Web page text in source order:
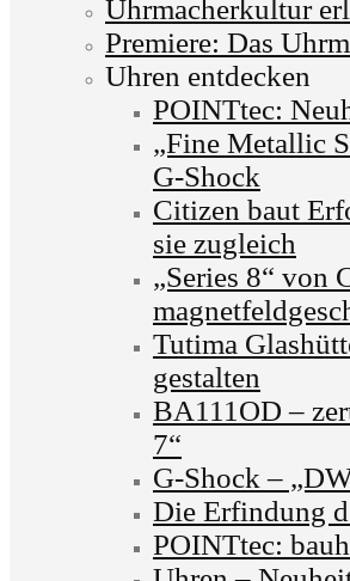
Uhrmacherkultur
Premiere: Das
Uhren entdecken
POINTtec:
„Fine Metallic
G-Shock
Citizen baut
sie zugleich
„Series 8“ von
Tutima
gestalten
BA111OD –
7“
G-Shock –
Die Erfindung
POINTtec: